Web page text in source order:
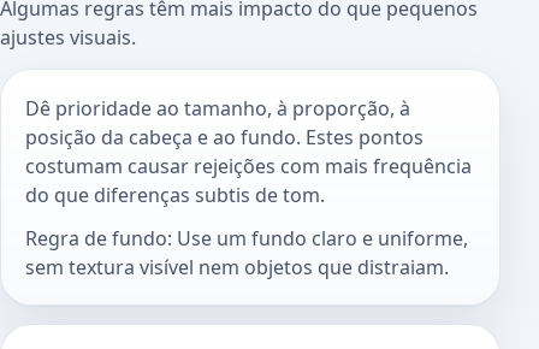
Algumas regras têm mais impacto do que pequenos
ajustes visuais.
Dê prioridade ao tamanho, à proporção, à
posição da cabeça e ao fundo. Estes pontos
costumam causar rejeições com mais frequência
do que diferenças subtis de tom.
Regra de fundo: Use um fundo claro e uniforme,
sem textura visível nem objetos que distraiam.